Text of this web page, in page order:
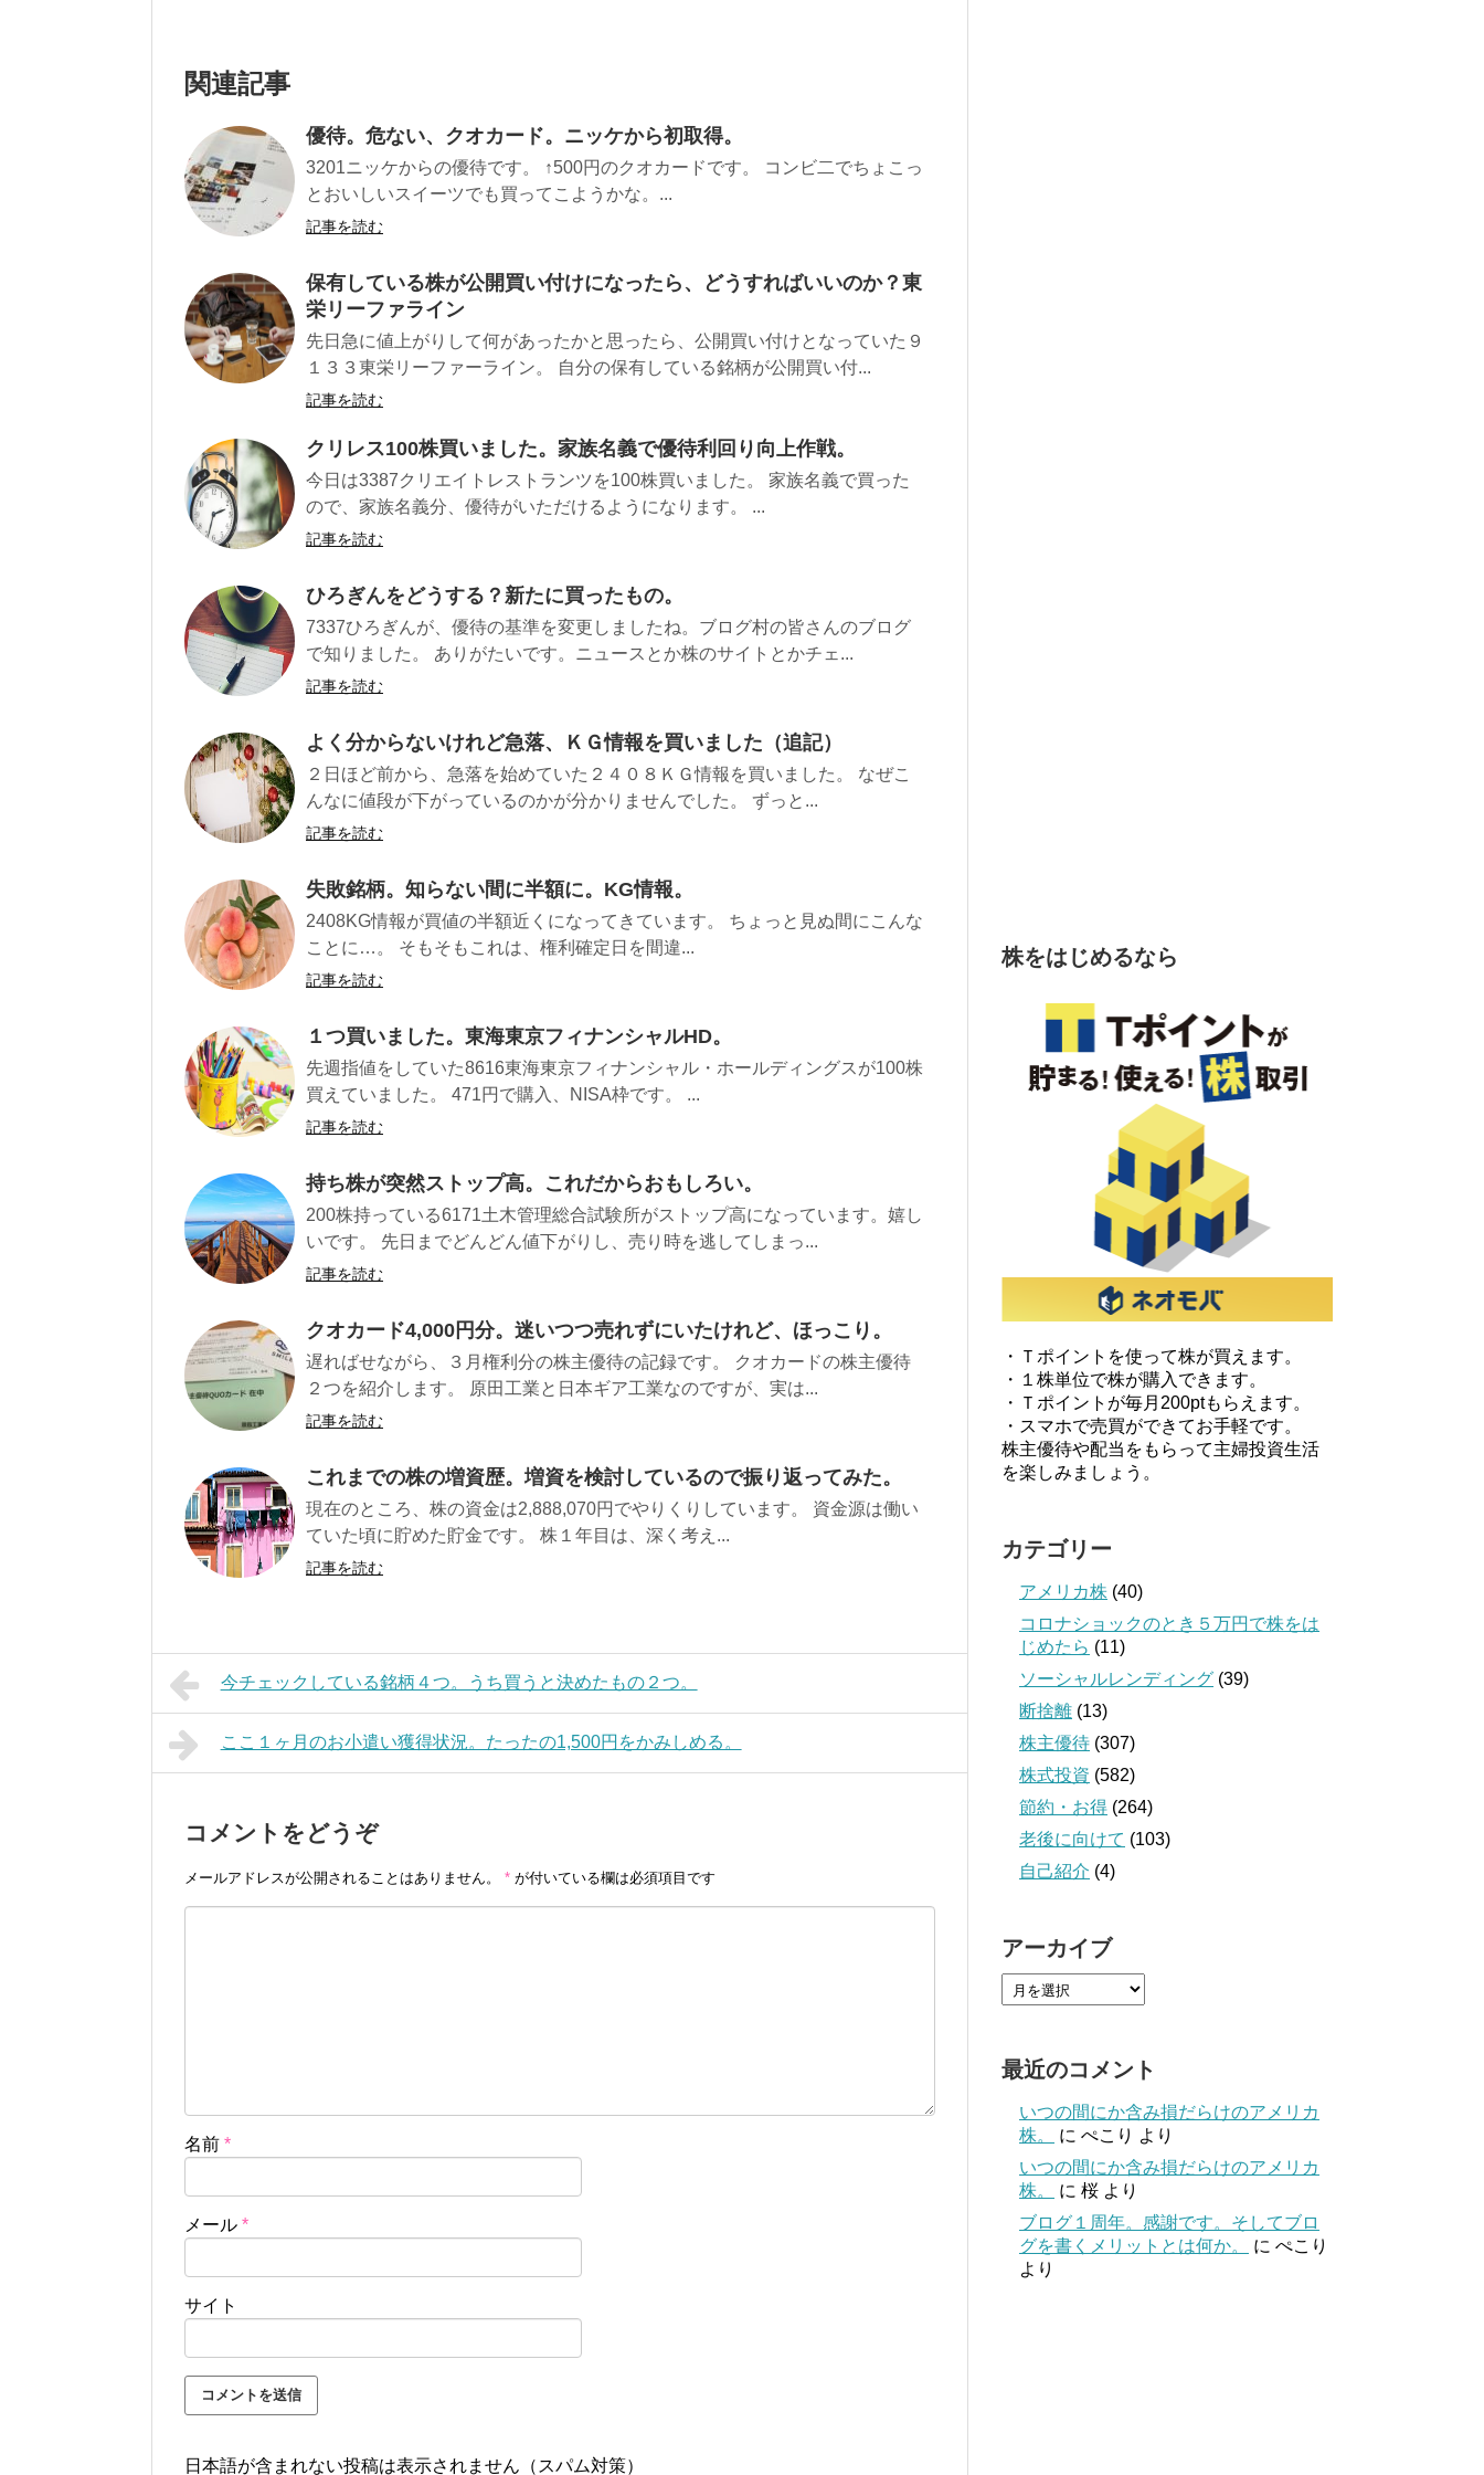
関連記事
優待。危ない、クオカード。ニッケから初取得。
3201ニッケからの優待です。 ↑500円のクオカードです。 コンビ二でちょこっ
とおいしいスイーツでも買ってこようかな。...
記事を読む
保有している株が公開買い付けになったら、どうすればいいのか？東
栄リーファライン
先日急に値上がりして何があったかと思ったら、公開買い付けとなっていた９
１３３東栄リーファーライン。 自分の保有している銘柄が公開買い付...
記事を読む
クリレス100株買いました。家族名義で優待利回り向上作戦。
今日は3387クリエイトレストランツを100株買いました。 家族名義で買った
ので、家族名義分、優待がいただけるようになります。 ...
記事を読む
ひろぎんをどうする？新たに買ったもの。
7337ひろぎんが、優待の基準を変更しましたね。ブログ村の皆さんのブログ
で知りました。 ありがたいです。ニュースとか株のサイトとかチェ...
記事を読む
よく分からないけれど急落、ＫＧ情報を買いました（追記）
２日ほど前から、急落を始めていた２４０８ＫＧ情報を買いました。 なぜこ
んなに値段が下がっているのかが分かりませんでした。 ずっと...
記事を読む
失敗銘柄。知らない間に半額に。KG情報。
2408KG情報が買値の半額近くになってきています。 ちょっと見ぬ間にこんな
ことに…。 そもそもこれは、権利確定日を間違...
記事を読む
１つ買いました。東海東京フィナンシャルHD。
先週指値をしていた8616東海東京フィナンシャル・ホールディングスが100株
買えていました。 471円で購入、NISA枠です。 ...
記事を読む
持ち株が突然ストップ高。これだからおもしろい。
200株持っている6171土木管理総合試験所がストップ高になっています。嬉し
いです。 先日までどんどん値下がりし、売り時を逃してしまっ...
記事を読む
クオカード4,000円分。迷いつつ売れずにいたけれど、ほっこり。
遅ればせながら、３月権利分の株主優待の記録です。 クオカードの株主優待
２つを紹介します。 原田工業と日本ギア工業なのですが、実は...
記事を読む
これまでの株の増資歴。増資を検討しているので振り返ってみた。
現在のところ、株の資金は2,888,070円でやりくりしています。 資金源は働い
ていた頃に貯めた貯金です。 株１年目は、深く考え...
記事を読む
今チェックしている銘柄４つ。うち買うと決めたもの２つ。
ここ１ヶ月のお小遣い獲得状況。たったの1,500円をかみしめる。
コメントをどうぞ
メールアドレスが公開されることはありません。 * が付いている欄は必須項目です
名前 *
メール *
サイト
日本語が含まれない投稿は表示されません（スパム対策）
株をはじめるなら
・Ｔポイントを使って株が買えます。
・１株単位で株が購入できます。
・Ｔポイントが毎月200ptもらえます。
・スマホで売買ができてお手軽です。
株主優待や配当をもらって主婦投資生活
を楽しみましょう。
カテゴリー
アメリカ株 (40)
コロナショックのとき５万円で株をは
じめたら (11)
ソーシャルレンディング (39)
断捨離 (13)
株主優待 (307)
株式投資 (582)
節約・お得 (264)
老後に向けて (103)
自己紹介 (4)
アーカイブ
最近のコメント
いつの間にか含み損だらけのアメリカ
株。
に ぺこり より
いつの間にか含み損だらけのアメリカ
株。
に 桜 より
ブログ１周年。感謝です。そしてブロ
グを書くメリットとは何か。
に ぺこり
より